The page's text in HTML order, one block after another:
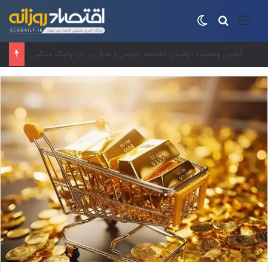
منو جستجو برای
افت ۳۴ درصدی فروش خودروسازان؛ ۱۵۵ هزار خودرو در چهار ماه فروخته شد